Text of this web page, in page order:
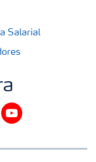
Salarial
youtube